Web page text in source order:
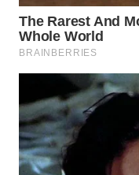
SAMOSIR
WN
WN
SUMEDANG